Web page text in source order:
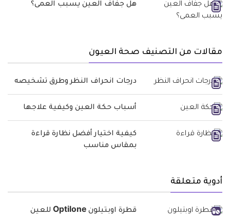
هل جفاف العين يسبب العمى؟
مقالات من التصنيف صحة العيون
درجات انحراف النظر وطرق تشخيصه
أسباب حكة العين وكيفية علاجها
كيفية اختيار أفضل نظارة قراءة
بمقاس مناسب
أدوية متعلقة
قطرة اوبتيلون Optilone للعين